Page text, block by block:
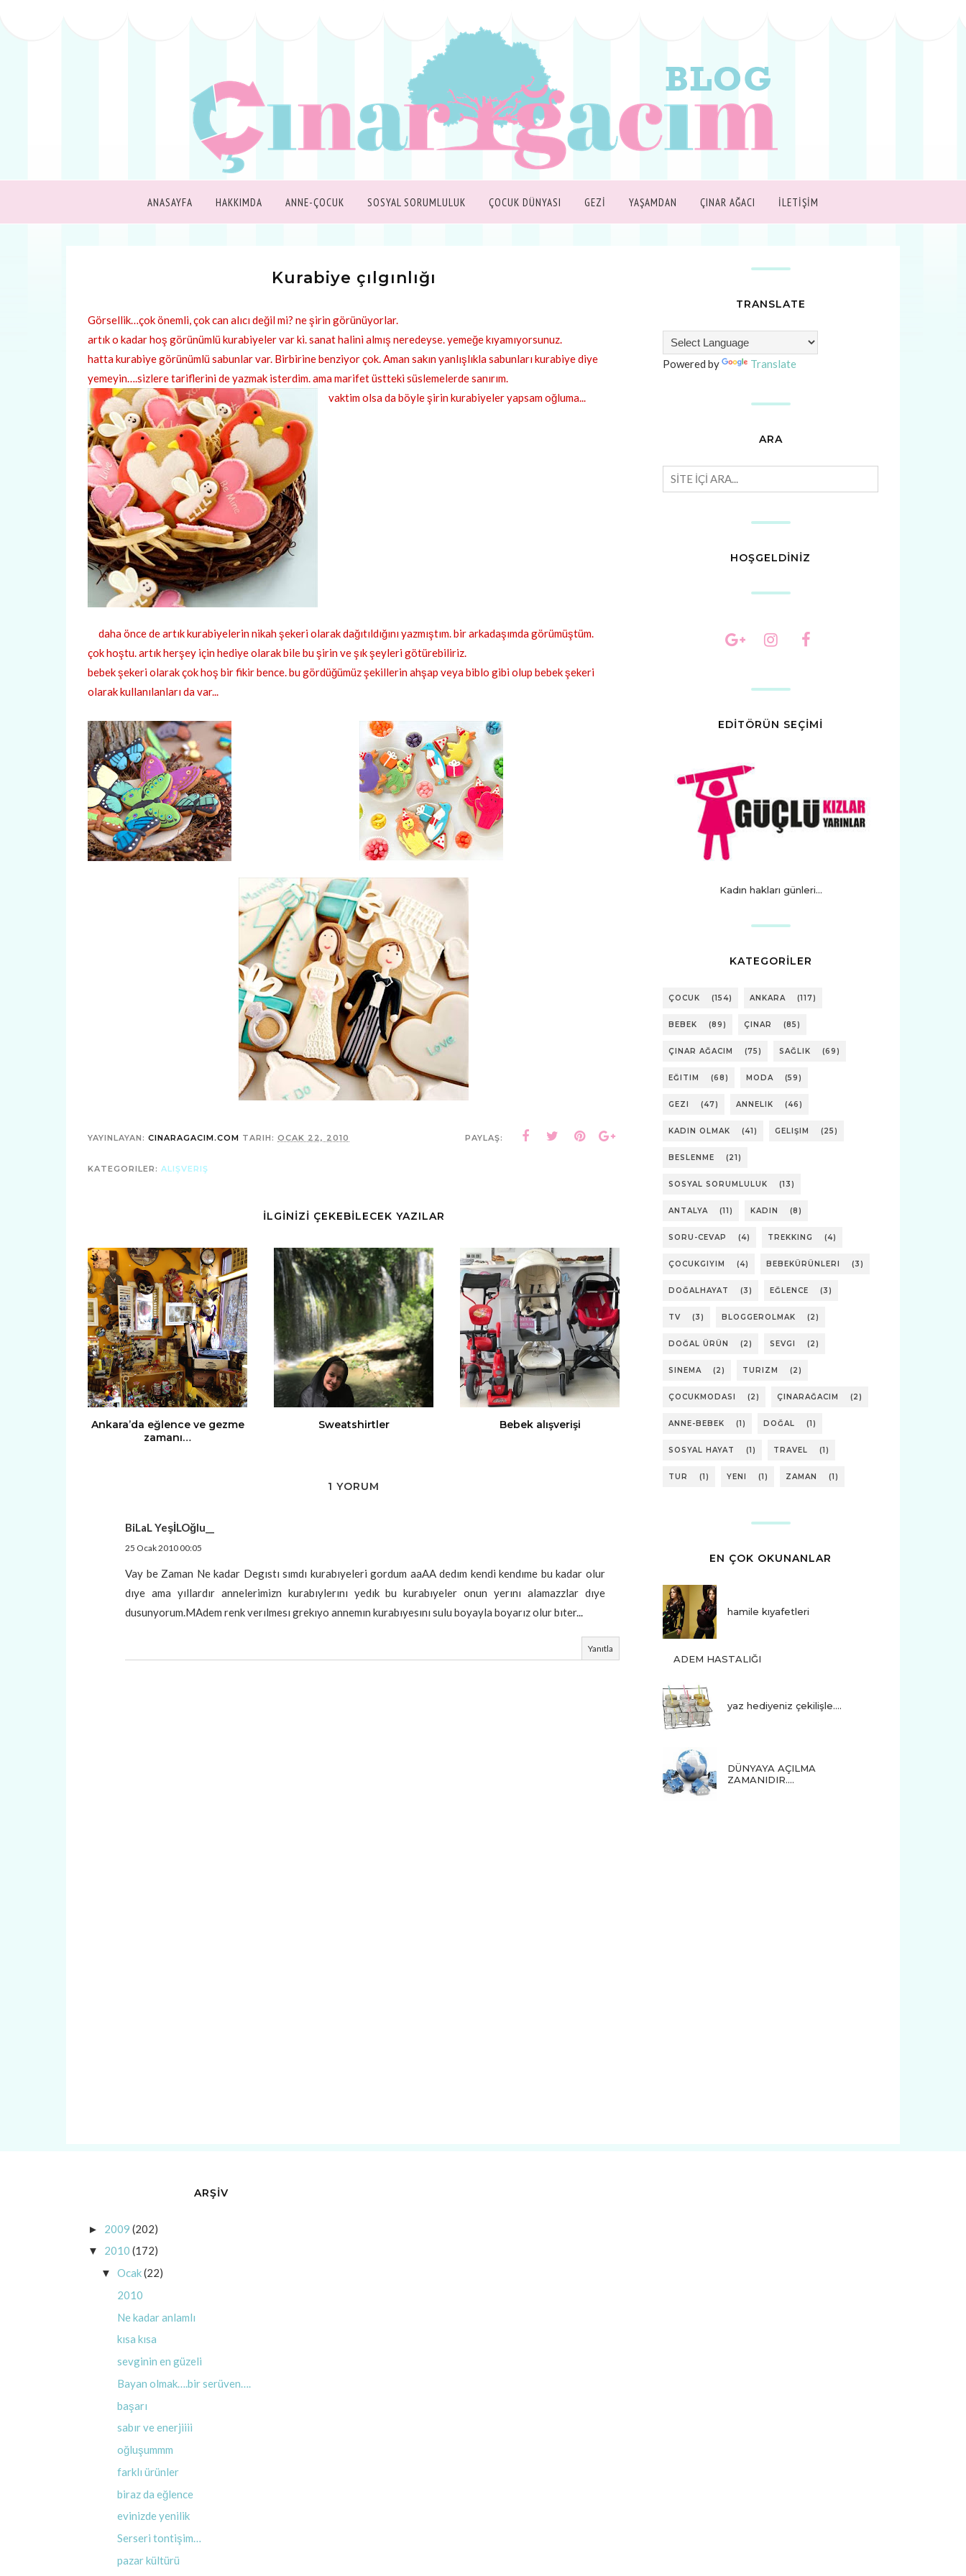
ANASAYFA HAKKIMDA ANNE-ÇOCUK SOSYAL SORUMLULUK ÇOCUK DÜNYASI GEZİ YAŞAMDAN ÇINAR AĞACI İLETİŞİM
Kurabiye çılgınlığı
Görsellik…çok önemli, çok can alıcı değil mi? ne şirin görünüyorlar.
artık o kadar hoş görünümlü kurabiyeler var ki. sanat halini almış neredeyse. yemeğe kıyamıyorsunuz.
hatta kurabiye görünümlü sabunlar var. Birbirine benziyor çok. Aman sakın yanlışlıkla sabunları kurabiye diye
yemeyin….sizlere tariflerini de yazmak isterdim. ama marifet üstteki süslemelerde sanırım.
vaktim olsa da böyle şirin kurabiyeler yapsam oğluma...
daha önce de artık kurabiyelerin nikah şekeri olarak dağıtıldığını yazmıştım. bir arkadaşımda görümüştüm.
çok hoştu. artık herşey için hediye olarak bile bu şirin ve şık şeyleri götürebiliriz.
bebek şekeri olarak çok hoş bir fikir bence. bu gördüğümüz şekillerin ahşap veya biblo gibi olup bebek şekeri
olarak kullanılanları da var...
YAYINLAYAN: CINARAGACIM.COM TARIH: OCAK 22, 2010 PAYLAŞ:
KATEGORILER: ALIŞVERIŞ
İLGİNİZİ ÇEKEBİLECEK YAZILAR
Ankara’da eğlence ve gezme
zamanı…
Sweatshirtler Bebek alışverişi
1 YORUM
BiLaL YeşİLOğlu__
25 Ocak 2010 00:05
Vay be Zaman Ne kadar Degıstı sımdı kurabıyeleri gordum aaAA dedım kendi kendıme bu kadar olur
dıye ama yıllardır annelerimizn kurabıylerını yedık bu kurabıyeler onun yerını alamazzlar dıye
dusunyorum.MAdem renk verılmesı grekıyo annemın kurabıyesını sulu boyayla boyarız olur bıter...
Yanıtla
TRANSLATE
Powered by Translate
ARA
HOŞGELDİNİZ
EDİTÖRÜN SEÇİMİ
Kadın hakları günleri...
KATEGORİLER
ÇOCUK (154) ANKARA (117)
BEBEK (89) ÇINAR (85)
ÇINAR AĞACIM (75) SAĞLIK (69)
EĞITIM (68) MODA (59)
GEZI (47) ANNELIK (46)
KADIN OLMAK (41) GELIŞIM (25)
BESLENME (21)
SOSYAL SORUMLULUK (13)
ANTALYA (11) KADIN (8)
SORU-CEVAP (4) TREKKING (4)
ÇOCUKGIYIM (4) BEBEKÜRÜNLERI (3)
DOĞALHAYAT (3) EĞLENCE (3)
TV (3) BLOGGEROLMAK (2)
DOĞAL ÜRÜN (2) SEVGI (2)
SINEMA (2) TURIZM (2)
ÇOCUKMODASI (2) ÇINARAĞACIM (2)
ANNE-BEBEK (1) DOĞAL (1)
SOSYAL HAYAT (1) TRAVEL (1)
TUR (1) YENI (1) ZAMAN (1)
EN ÇOK OKUNANLAR
hamile kıyafetleri
ADEM HASTALIĞI
yaz hediyeniz çekilişle....
DÜNYAYA AÇILMA
ZAMANIDIR….
ARŞİV
► 2009 (202)
▼ 2010 (172)
▼ Ocak(22)
2010
Ne kadar anlamlı
kısa kısa
sevginin en güzeli
Bayan olmak….bir serüven….
başarı
sabır ve enerjiiii
oğluşummm
farklı ürünler
biraz da eğlence
evinizde yenilik
Serseri tontişim…
pazar kültürü